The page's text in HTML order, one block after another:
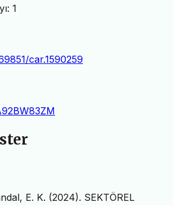
1
car.1590259
E. K. (2024). SEKTÖREL